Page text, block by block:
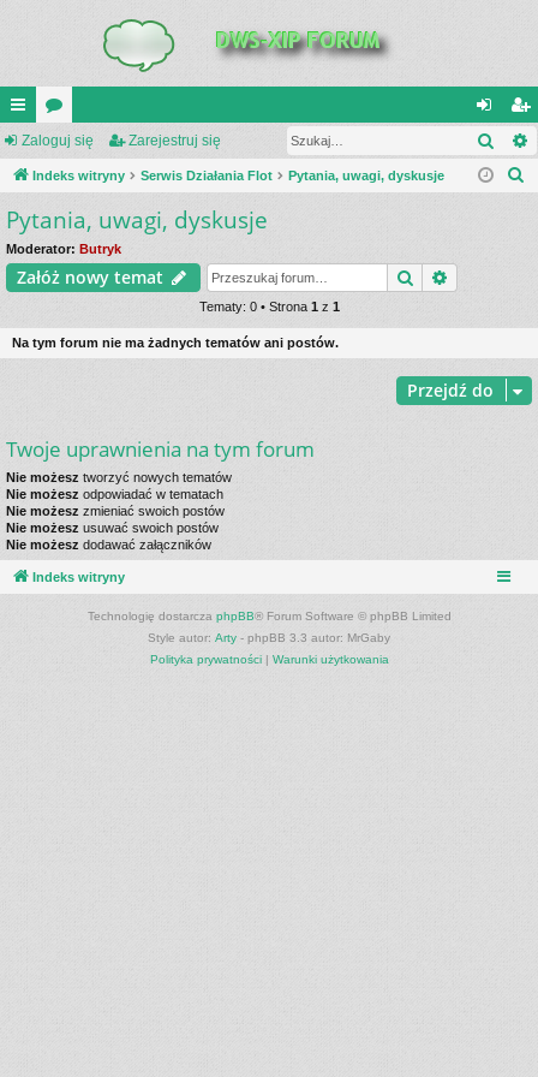
UI
C
K
_L
IN
S
or
a
al
og
ar
ej
ę
Zaloguj się Zarejestruj się
Indeks witryny Serwis Działania Flot Pytania, uwagi, dyskusje
Pytania, uwagi, dyskusje
Moderator: Butryk
Załóż nowy temat Szukaj
Tematy: 0 • Strona 1 z 1
Na tym forum nie ma żadnych tematów ani postów.
Przejdź do
Twoje uprawnienia na tym forum
Nie możesz tworzyć nowych tematów
Nie możesz odpowiadać w tematach
Nie możesz zmieniać swoich postów
Nie możesz usuwać swoich postów
Nie możesz dodawać załączników
Indeks witryny
Technologię dostarcza phpBB® Forum Software © phpBB Limited
Style autor: Arty - phpBB 3.3 autor: MrGaby
Polityka prywatności| Warunki użytkowania